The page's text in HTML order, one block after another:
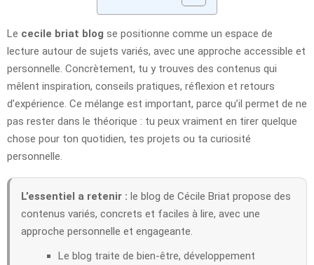
Le cecile briat blog se positionne comme un espace de
lecture autour de sujets variés, avec une approche accessible et
personnelle. Concrètement, tu y trouves des contenus qui
mêlent inspiration, conseils pratiques, réflexion et retours
d’expérience. Ce mélange est important, parce qu’il permet de ne
pas rester dans le théorique : tu peux vraiment en tirer quelque
chose pour ton quotidien, tes projets ou ta curiosité
personnelle.
L’essentiel a retenir : le blog de Cécile Briat propose des
contenus variés, concrets et faciles à lire, avec une
approche personnelle et engageante.
Le blog traite de bien-être, développement